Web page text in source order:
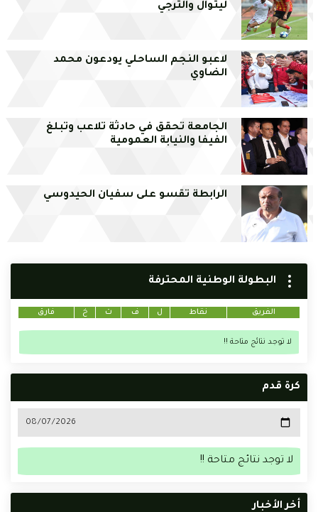
ليتوال والترجي
لاعبو النجم الساحلي يودعون محمد
الضاوي
الجامعة تحقق في حادثة تلاعب وتبلغ
الفيفا والنيابة العمومية
الرابطة تقسو على سفيان الحيدوسي
البطولة الوطنية المحترفة
الفريق نقاط ل ف ت خ فارق
لا توجد نتائج متاحة !!
كرة قدم
لا توجد نتائج متاحة !!
أخر الأخبار